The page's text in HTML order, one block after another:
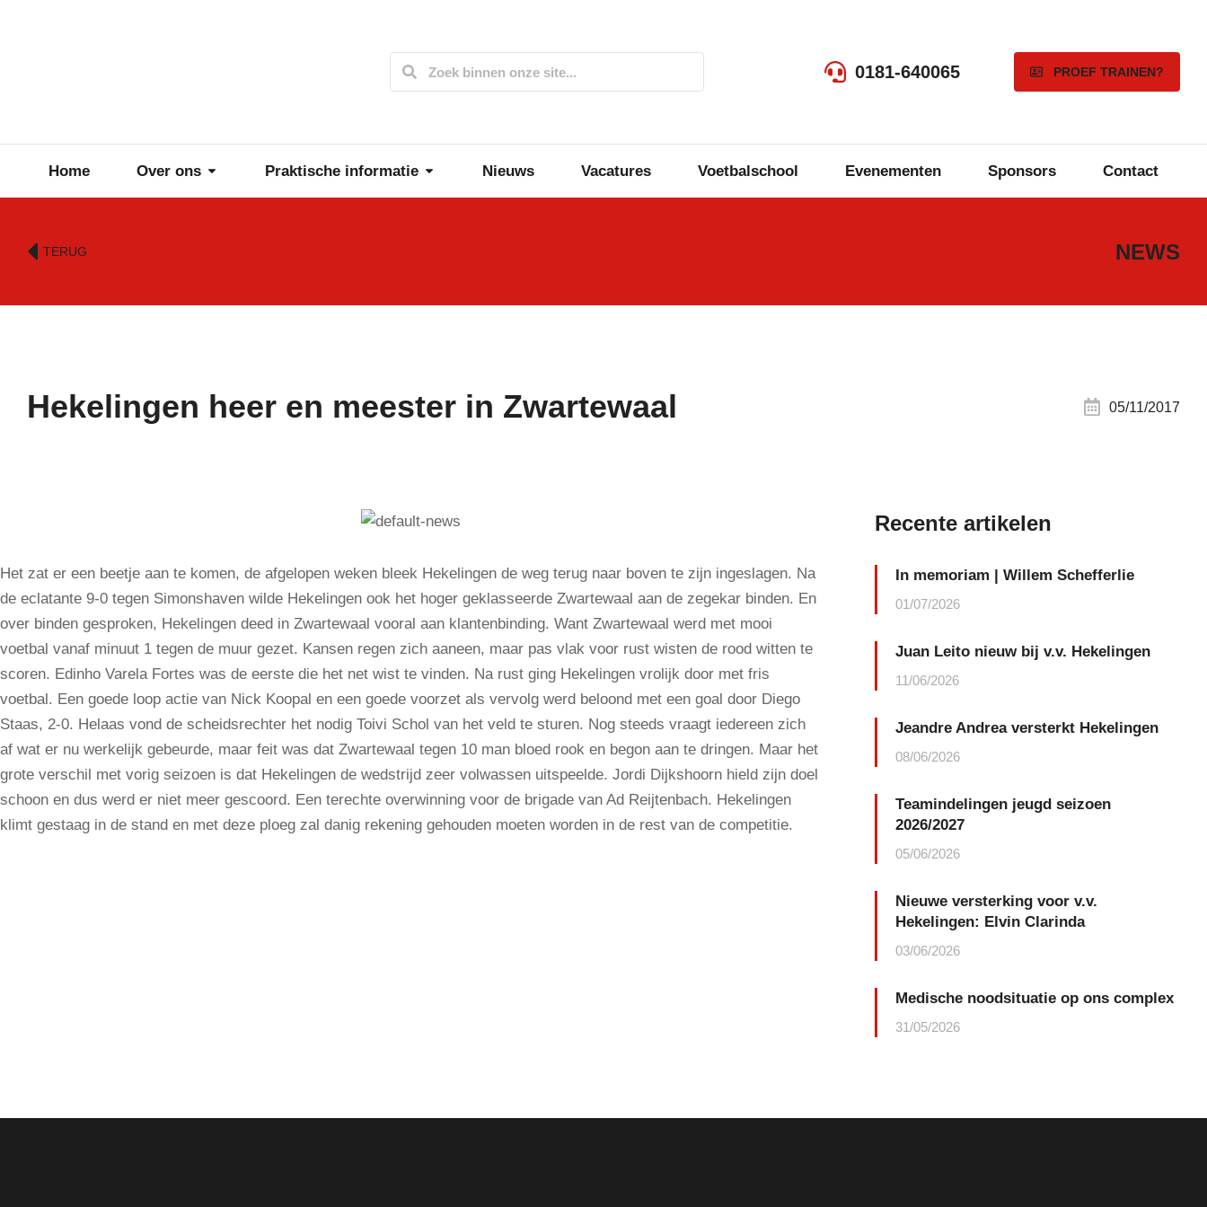
0181-640065 PROEF TRAINEN?
Home Over ons Praktische informatie Nieuws Vacatures Voetbalschool Evenementen Sponsors Contact
TERUG NEWS
Hekelingen heer en meester in Zwartewaal 05/11/2017
Het zat er een beetje aan te komen, de afgelopen weken bleek Hekelingen de weg terug naar boven te zijn ingeslagen. Na
de eclatante 9-0 tegen Simonshaven wilde Hekelingen ook het hoger geklasseerde Zwartewaal aan de zegekar binden. En
over binden gesproken, Hekelingen deed in Zwartewaal vooral aan klantenbinding. Want Zwartewaal werd met mooi
voetbal vanaf minuut 1 tegen de muur gezet. Kansen regen zich aaneen, maar pas vlak voor rust wisten de rood witten te
scoren. Edinho Varela Fortes was de eerste die het net wist te vinden. Na rust ging Hekelingen vrolijk door met fris
voetbal. Een goede loop actie van Nick Koopal en een goede voorzet als vervolg werd beloond met een goal door Diego
Staas, 2-0. Helaas vond de scheidsrechter het nodig Toivi Schol van het veld te sturen. Nog steeds vraagt iedereen zich
af wat er nu werkelijk gebeurde, maar feit was dat Zwartewaal tegen 10 man bloed rook en begon aan te dringen. Maar het
grote verschil met vorig seizoen is dat Hekelingen de wedstrijd zeer volwassen uitspeelde. Jordi Dijkshoorn hield zijn doel
schoon en dus werd er niet meer gescoord. Een terechte overwinning voor de brigade van Ad Reijtenbach. Hekelingen
klimt gestaag in de stand en met deze ploeg zal danig rekening gehouden moeten worden in de rest van de competitie.
Recente artikelen
In memoriam | Willem Schefferlie
01/07/2026
Juan Leito nieuw bij v.v. Hekelingen
11/06/2026
Jeandre Andrea versterkt Hekelingen
08/06/2026
Teamindelingen jeugd seizoen
2026/2027
05/06/2026
Nieuwe versterking voor v.v.
Hekelingen: Elvin Clarinda
03/06/2026
Medische noodsituatie op ons complex
31/05/2026